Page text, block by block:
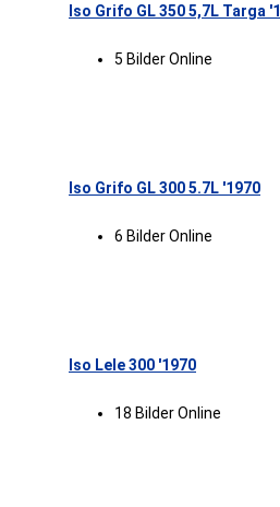
Iso Grifo GL 350 5,7L Targa
5 Bilder Online
Iso Grifo GL 300 5.7L '1970
6 Bilder Online
Iso Lele 300 '1970
18 Bilder Online